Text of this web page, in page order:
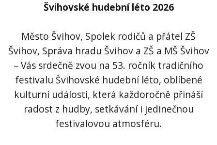
Švihovské hudební léto 2026
Město Švihov, Spolek rodičů a přátel ZŠ
Švihov, Správa hradu Švihov a ZŠ a MŠ Švihov
– Vás srdečně zvou na 53. ročník tradičního
festivalu Švihovské hudební léto, oblíbené
kulturní události, která každoročně přináší
radost z hudby, setkávání i jedinečnou
festivalovou atmosféru.